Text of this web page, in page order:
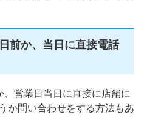
前か、当日に直接電話
営業日当日に直接に店舗に
か問い合わせをする方法もあ